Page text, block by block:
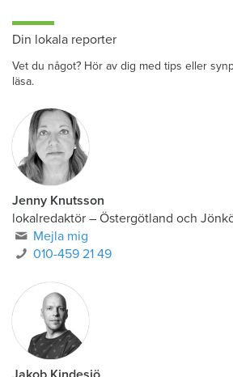
Din lokala reporter
Vet du något? Hör av dig med tips eller
läsa.
Jenny Knutsson
lokalredaktör – Östergötland och
Mejla mig
010-459 21 49